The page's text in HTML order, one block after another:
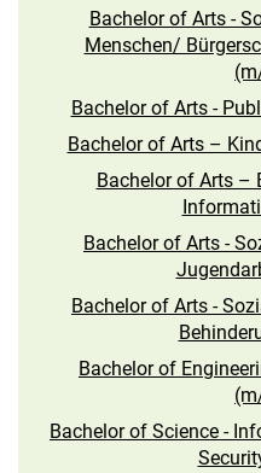
Bachelor of Arts -
Menschen/
Bachelor of Arts -
Bachelor of Arts –
Bachelor of Arts –
Bachelor of Arts -
Bachelor of Arts -
Bachelor of
Bachelor of Science -